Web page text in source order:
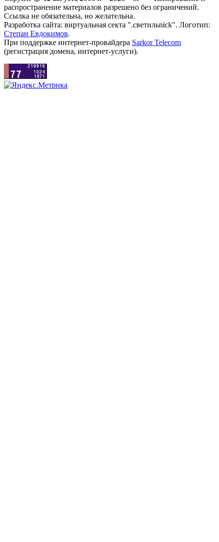
распространение материалов разрешено без ограничений.
Ссылка не обязательна, но желательна.
Разработка сайта: виртуальная секта ".светильnick". Логотип:
Степан Евдокимов.
При поддержке интернет-провайдера Sarkor Telecom
(регистрация домена, интернет-услуги).